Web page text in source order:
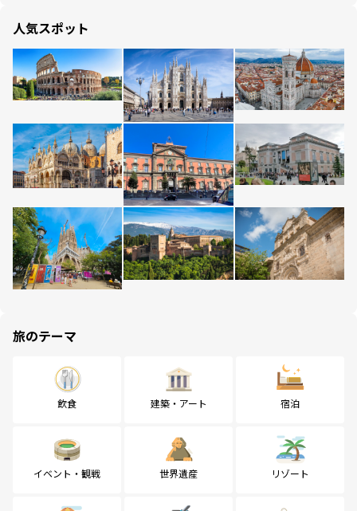
人気スポット
旅のテーマ
飲食 建築・アート 宿泊
イベント・観戦 世界遺産 リゾート